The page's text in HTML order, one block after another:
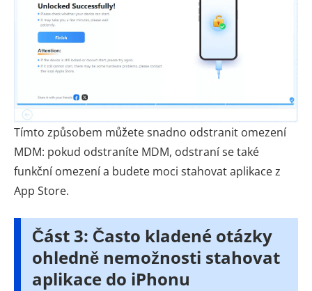
Tímto způsobem můžete snadno odstranit omezení
MDM: pokud odstraníte MDM, odstraní se také
funkční omezení a budete moci stahovat aplikace z
App Store.
Část 3: Často kladené otázky
ohledně nemožnosti stahovat
aplikace do iPhonu